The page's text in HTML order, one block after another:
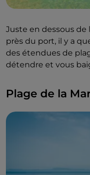
Juste en dessous de
près du port, il y a
des étendues de
détendre et vous
Plage de la